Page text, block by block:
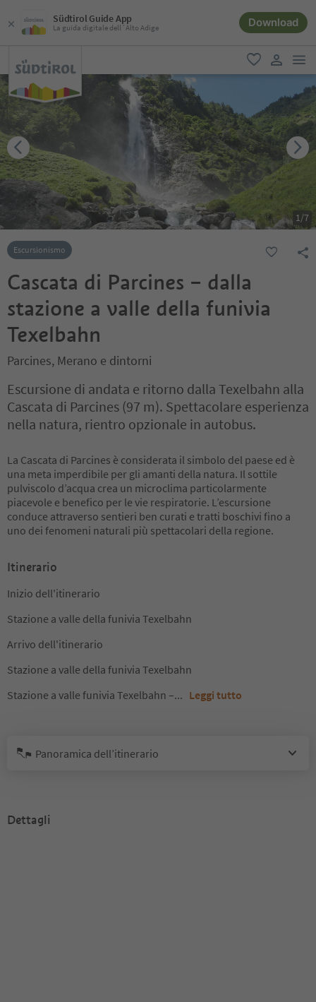
Südtirol Guide App
La guida digitale dell´Alto Adige Download
favoriti
user link
1/7
Escursionismo
Cascata di Parcines – dalla
stazione a valle della funivia
Texelbahn
Parcines, Merano e dintorni
Escursione di andata e ritorno dalla Texelbahn alla
Cascata di Parcines (97 m). Spettacolare esperienza
nella natura, rientro opzionale in autobus.
La Cascata di Parcines è considerata il simbolo del paese ed è
una meta imperdibile per gli amanti della natura. Il sottile
pulviscolo d’acqua crea un microclima particolarmente
piacevole e benefico per le vie respiratorie. L’escursione
conduce attraverso sentieri ben curati e tratti boschivi fino a
uno dei fenomeni naturali più spettacolari della regione.
Itinerario
Inizio dell'itinerario
Stazione a valle della funivia Texelbahn
Arrivo dell'itinerario
Stazione a valle della funivia Texelbahn
Stazione a valle funivia Texelbahn –... Leggi tutto
Panoramica dell’itinerario
Dettagli